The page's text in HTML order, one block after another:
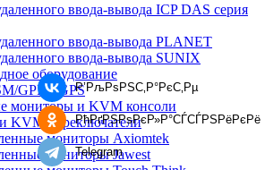
ввода-вывода ICP DAS серия
ввода-вывода PLANET
ввода-вывода SUNIX
оборудование
GPRS/GPS
мониторы и KVM консоли
KVM переключатели
мониторы Axiomtek
мониторы Jawest
Р’РљРѕРЅС‚Р°РєС‚Рµ
РћРґРЅРѕРєР»Р°СЃСЃРЅРёРєРё
Telegram